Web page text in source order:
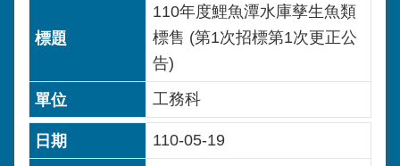
110年度鯉魚潭水庫孳生魚類
標售 (第1次招標第1次更正公
告)
工務科
110-05-19